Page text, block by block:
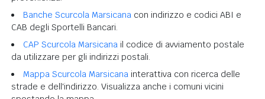
Banche Scurcola Marsicana con indirizzo e codici ABI e
CAB degli Sportelli Bancari.
CAP Scurcola Marsicana il codice di avviamento postale
da utilizzare per gli indirizzi postali.
Mappa Scurcola Marsicana interattiva con ricerca delle
strade e dell'indirizzo. Visualizza anche i comuni vicini